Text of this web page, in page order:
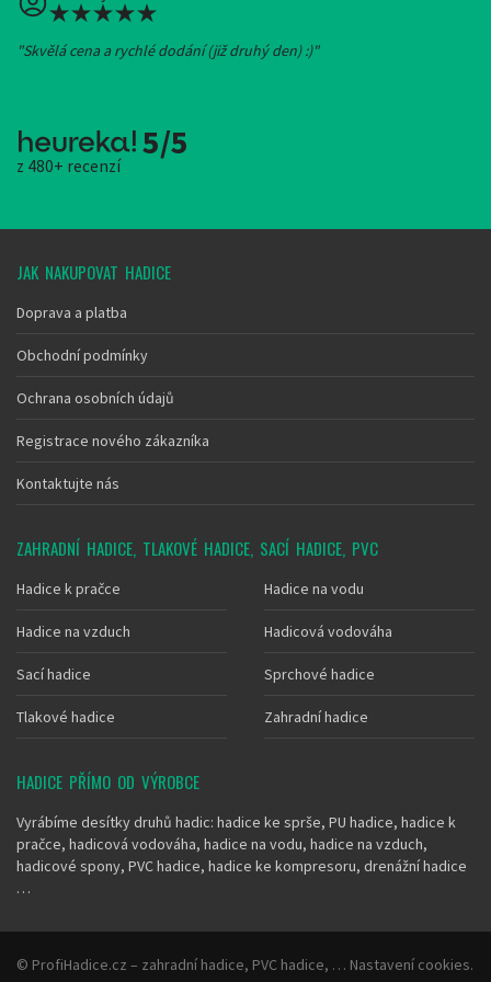
"Skvělá cena a rychlé dodání (již druhý den) :)"
5/5
z 480+ recenzí
JAK NAKUPOVAT HADICE
Doprava a platba
Obchodní podmínky
Ochrana osobních údajů
Registrace nového zákazníka
Kontaktujte nás
ZAHRADNÍ HADICE, TLAKOVÉ HADICE, SACÍ HADICE, PVC
Hadice k pračce Hadice na vodu
Hadice na vzduch Hadicová vodováha
Sací hadice Sprchové hadice
Tlakové hadice Zahradní hadice
HADICE PŘÍMO OD VÝROBCE
Vyrábíme desítky druhů hadic: hadice ke sprše, PU hadice, hadice k
pračce, hadicová vodováha, hadice na vodu, hadice na vzduch,
hadicové spony, PVC hadice, hadice ke kompresoru, drenážní hadice
…
© ProfiHadice.cz – zahradní hadice, PVC hadice, … Nastavení cookies.